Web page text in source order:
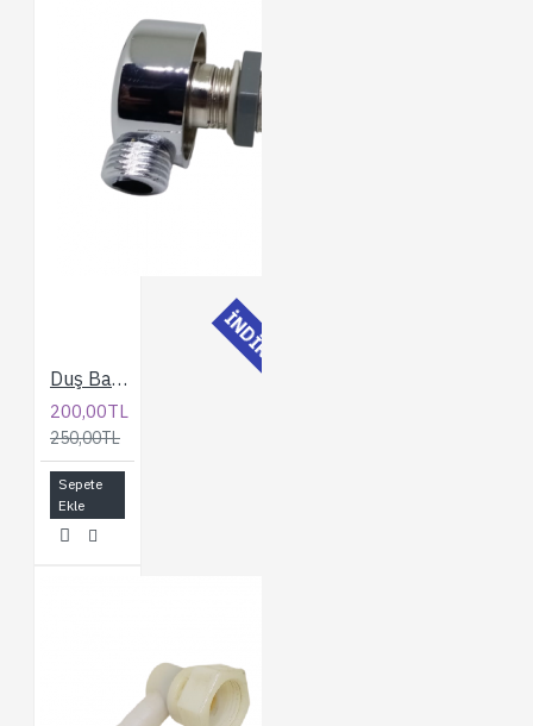
İNDİRİMLİ
Duş Bağlantı Dirseği
200,00TL
250,00TL
Sepete
Ekle